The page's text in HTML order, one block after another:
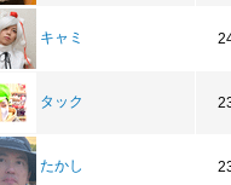
キャミ
タック
たかし